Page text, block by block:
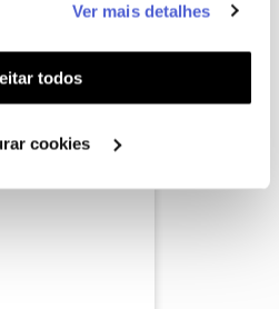
de personalização e
anúncios aos seus interesses
Pode gerir a
em "Configurar
Ver mais detalhes
todos
cookies
junho